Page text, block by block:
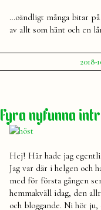
…oändligt många bitar
av allt som hänt och en
av
Julia
2018-
Fyra nyfunna
Hej! Här hade jag
Jag var där i helgen och
med för första gången
hemmakväll idag, den
och bloggande. Ni hör